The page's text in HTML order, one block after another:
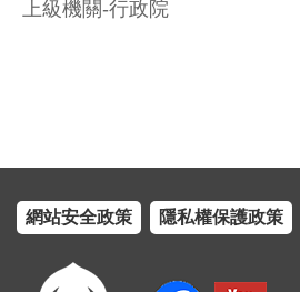
上級機關-行政院
網站安全政策 隱私權保護政策